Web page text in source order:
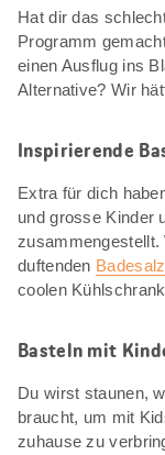
Hat dir das
Programm
einen Ausflug ins
Alternative? Wir
Inspirierende
Extra für dich
und grosse Kinder
zusammengestellt.
duftenden Badesalz
coolen
Basteln mit
Du wirst staunen,
braucht, um mit
zuhause zu